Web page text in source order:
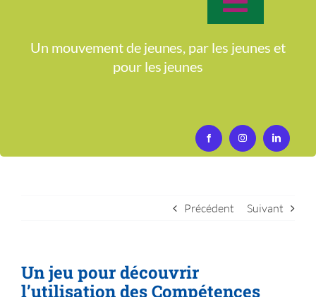
Toggle
Accueil
Un mouvement de jeunes, par les jeunes et
pour les jeunes
Précédent Suivant
Un jeu pour découvrir
l’utilisation des Compétences